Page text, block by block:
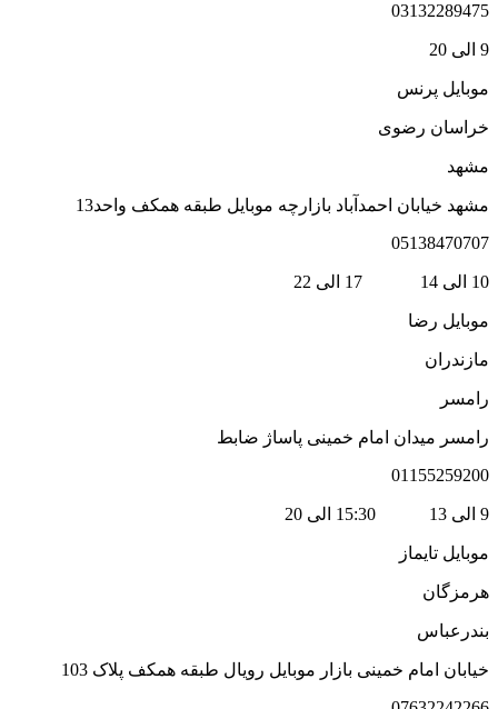
پرنس
رضوی
خیابان احمدآباد بازارچه موبایل طبقه همکف واحد13
14 17 الی 22
رضا
میدان امام خمینی پاساژ ضابط
تایماز
امام خمینی بازار موبایل رویال طبقه همکف پلاک 103